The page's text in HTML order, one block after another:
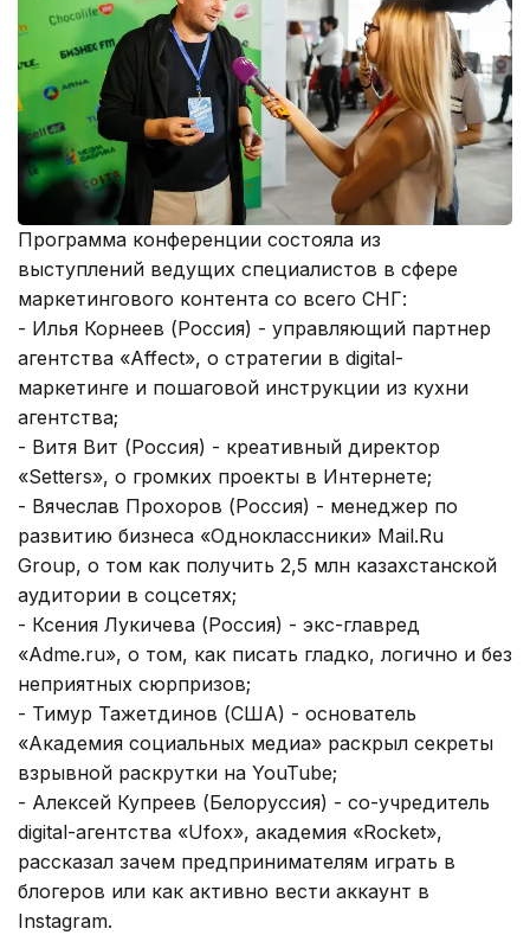
Программа конференции состояла из
выступлений ведущих специалистов в сфере
маркетингового контента со всего СНГ:
- Илья Корнеев (Россия) - управляющий партнер
агентства «Affect», о стратегии в digital-
маркетинге и пошаговой инструкции из кухни
агентства;
- Витя Вит (Россия) - креативный директор
«Setters», о громких проекты в Интернете;
- Вячеслав Прохоров (Россия) - менеджер по
развитию бизнеса «Oдноклассники» Mail.Ru
Group, о том как получить 2,5 млн казахстанской
аудитории в соцсетях;
- Ксения Лукичева (Россия) - экс-главред
«Adme.ru», о том, как писать гладко, логично и без
неприятных сюрпризов;
- Тимур Тажетдинов (США) - основатель
«Академия социальных медиа» раскрыл секреты
взрывной раскрутки на YouTube;
- Алексей Купреев (Белоруссия) - со-учредитель
digital-агентства «Ufox», академия «Rocket»,
рассказал зачем предпринимателям играть в
блогеров или как активно вести аккаунт в
Instagram.